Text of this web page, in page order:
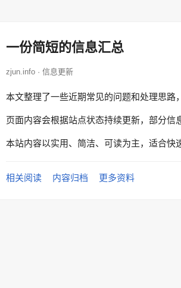
一份简短的信息汇总
zjun.info · 信息更新
本文整理了一些近期常见的问题和处理思路
页面内容会根据站点状态持续更新，部分信
本站内容以实用、简洁、可读为主，适合快
相关阅读 内容归档 更多资料